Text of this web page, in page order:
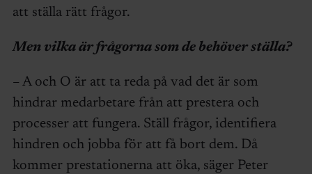
att ställa rätt frågor.
Men vilka är frågorna som de behöver ställa?
– A och O är att ta reda på vad det är som
hindrar medarbetare från att prestera och
processer att fungera. Ställ frågor, identifiera
hindren och jobba för att få bort dem. Då
kommer prestationerna att öka, säger Peter